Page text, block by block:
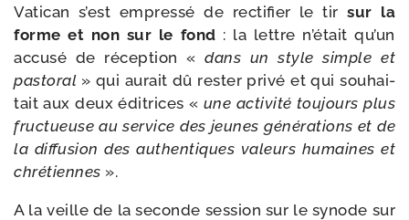
Vatican s’est empres­sé de rec­ti­fier le tirsur la
forme et non sur le fond : la lettre n’é­tait qu’un
accu­sé de récep­tion «dans un style simple et
pas­to­ral » qui aurait dû res­ter pri­vé et qui sou­hai­
tait aux deux édi­trices « une acti­vi­té tou­jours plus
fruc­tueuse au ser­vice des jeunes géné­ra­tions et de
la dif­fu­sion des authen­tiques valeurs humaines et
chré­tiennes ».
A la veille de la seconde ses­sion sur le synode sur